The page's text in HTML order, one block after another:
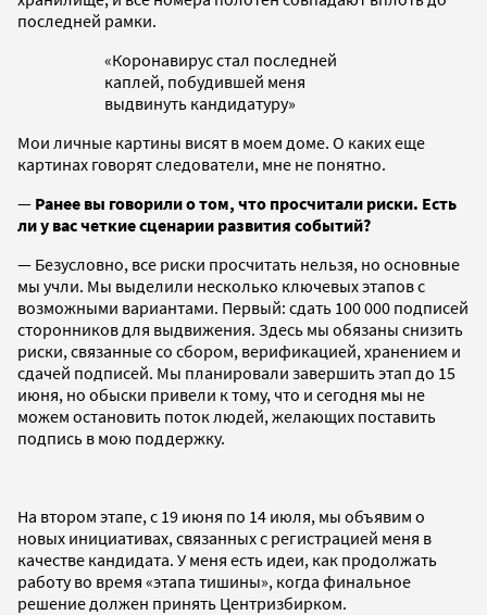
последней рамки.
«Коронавирус стал последней
каплей, побудившей меня
выдвинуть кандидатуру»
Мои личные картины висят в моем доме. О каких еще
картинах говорят следователи, мне не понятно.
— Ранее вы говорили о том, что просчитали риски. Есть
ли у вас четкие сценарии развития событий?
— Безусловно, все риски просчитать нельзя, но основные
мы учли. Мы выделили несколько ключевых этапов с
возможными вариантами. Первый: сдать 100 000 подписей
сторонников для выдвижения. Здесь мы обязаны снизить
риски, связанные со сбором, верификацией, хранением и
сдачей подписей. Мы планировали завершить этап до 15
июня, но обыски привели к тому, что и сегодня мы не
можем остановить поток людей, желающих поставить
подпись в мою поддержку.
На втором этапе, с 19 июня по 14 июля, мы объявим о
новых инициативах, связанных с регистрацией меня в
качестве кандидата. У меня есть идеи, как продолжать
работу во время «этапа тишины», когда финальное
решение должен принять Центризбирком.